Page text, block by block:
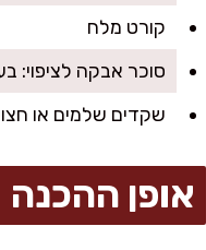
קורט מלח
סוכר אבקה לציפוי: בערך 120 גרם (כמות
שקדים שלמים או חצויים לקישוט:
אופן ההכנה